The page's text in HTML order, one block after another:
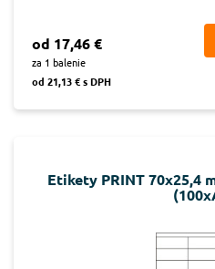
od 17,46 €
za 1 balenie
od 21,13 € s DPH
Etikety PRINT 70x25,4